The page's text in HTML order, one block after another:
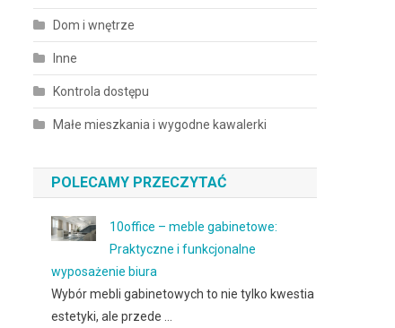
Dom i wnętrze
Inne
Kontrola dostępu
Małe mieszkania i wygodne kawalerki
POLECAMY PRZECZYTAĆ
10office – meble gabinetowe:
Praktyczne i funkcjonalne
wyposażenie biura
Wybór mebli gabinetowych to nie tylko kwestia
estetyki, ale przede …